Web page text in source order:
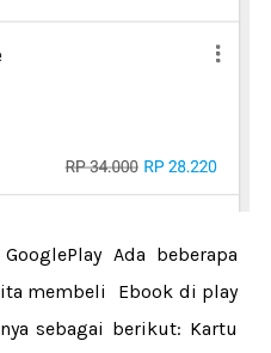
Ada beberapa
membeli Ebook di play
sebagai berikut: Kartu